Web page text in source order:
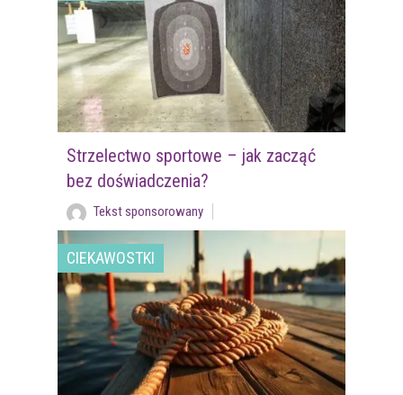
Strzelectwo sportowe – jak zacząć
bez doświadczenia?
Tekst sponsorowany
CIEKAWOSTKI